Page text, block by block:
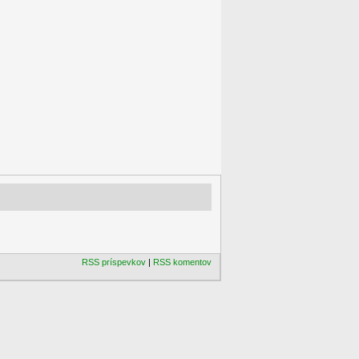
RSS príspevkov | RSS komentov